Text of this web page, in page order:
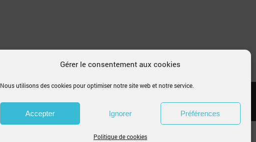
Gérer le consentement aux cookies
Nous utilisons des cookies pour optimiser notre site web et notre service.
Accepter Ignorer Préférences
Politique de cookies